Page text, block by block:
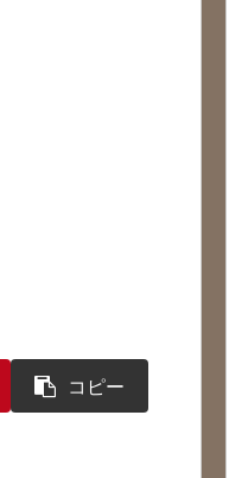
コピー